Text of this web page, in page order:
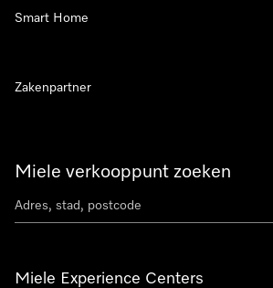
Miele verkooppunt zoeken
Miele Experience Centers
Smart Home
Zakenpartner